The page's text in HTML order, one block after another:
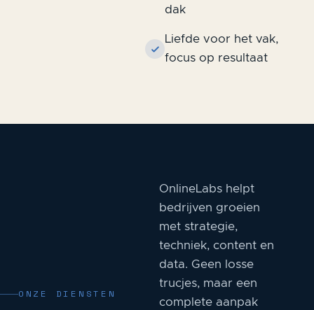
dak
Liefde voor het vak,
focus op resultaat
ONZE DIENSTEN
OnlineLabs helpt
bedrijven groeien
met strategie,
techniek, content en
data. Geen losse
trucjes, maar een
complete aanpak